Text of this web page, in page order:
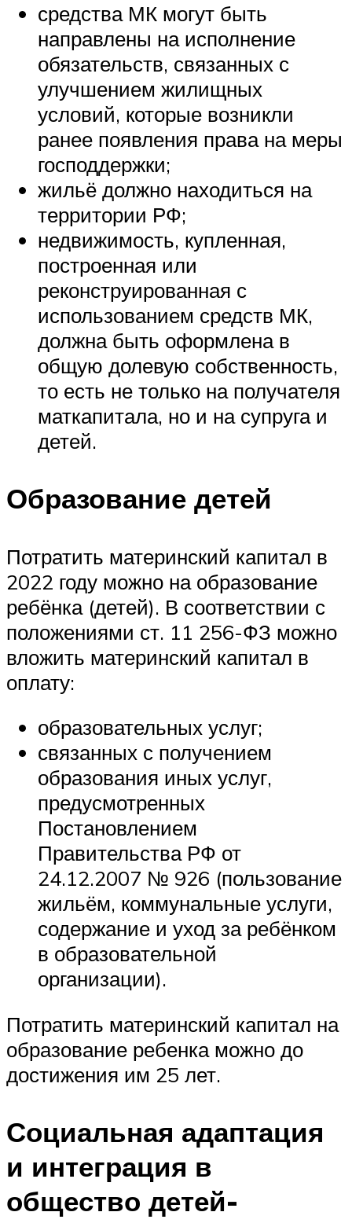
средства МК могут быть
направлены на исполнение
обязательств, связанных с
улучшением жилищных
условий, которые возникли
ранее появления права на меры
господдержки;
жильё должно находиться на
территории РФ;
недвижимость, купленная,
построенная или
реконструированная с
использованием средств МК,
должна быть оформлена в
общую долевую собственность,
то есть не только на получателя
маткапитала, но и на супруга и
детей.
Образование детей
Потратить материнский капитал в
2022 году можно на образование
ребёнка (детей). В соответствии с
положениями ст. 11 256-ФЗ можно
вложить материнский капитал в
оплату:
образовательных услуг;
связанных с получением
образования иных услуг,
предусмотренных
Постановлением
Правительства РФ от
24.12.2007 № 926 (пользование
жильём, коммунальные услуги,
содержание и уход за ребёнком
в образовательной
организации).
Потратить материнский капитал на
образование ребенка можно до
достижения им 25 лет.
Социальная адаптация
и интеграция в
общество детей-